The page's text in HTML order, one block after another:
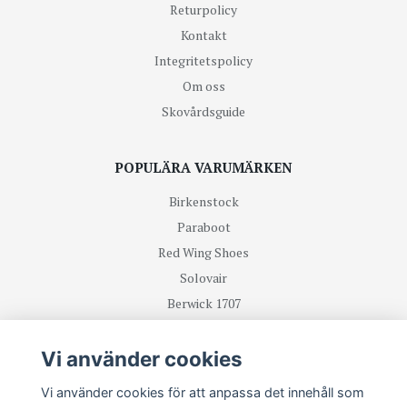
Returpolicy
Kontakt
Integritetspolicy
Om oss
Skovårdsguide
POPULÄRA VARUMÄRKEN
Birkenstock
Paraboot
Red Wing Shoes
Solovair
Berwick 1707
TA DEL UTAV NYHETER OCH ERBJUDANDEN FÖRST
Vi använder cookies
Vi använder cookies för att anpassa det innehåll som